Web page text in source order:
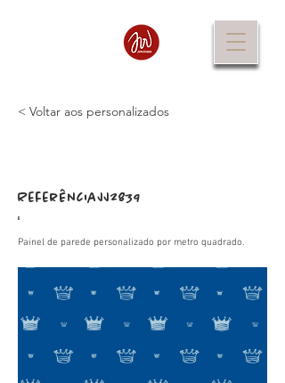
< Voltar aos personalizados
Referência
:
JJ2839
Painel de parede personalizado por metro quadrado.